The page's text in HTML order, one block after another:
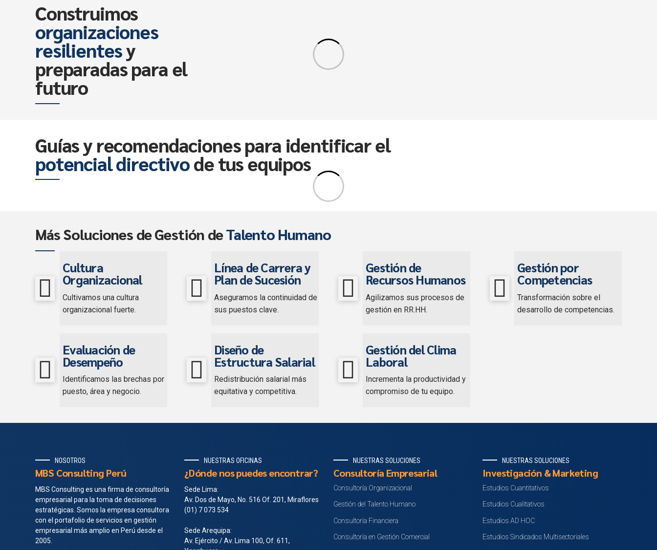
Construimos
organizaciones
resilientesy
preparadas para el
futuro
Guías y recomendaciones para identificar el
potencial directivode tus equipos
Más Soluciones de Gestión deTalento Humano
Cultura
Organizacional
Cultivamos una cultura
organizacional fuerte.
Línea de Carrera y
Plan de Sucesión
Aseguramos la continuidad de
sus puestos clave.
Gestión de
Recursos Humanos
Agilizamos sus procesos de
gestión en RR.HH.
Gestión por
Competencias
Transformación sobre el
desarrollo de competencias.
Evaluación de
Desempeño
Identificamos las brechas por
puesto, área y negocio.
Diseño de
Estructura Salarial
Redistribución salarial más
equitativa y competitiva.
Gestión del Clima
Laboral
Incrementa la productividad y
compromiso de tu equipo.
NOSOTROS
MBS Consulting Perú
MBS Consulting es una firma de consultoría
empresarial para la toma de decisiones
estratégicas. Somos la empresa consultora
con el portafolio de servicios en gestión
empresarial más amplio en Perú desde el
2005.
NUESTRAS OFICINAS
¿Dónde nos puedes encontrar?
Sede Lima:
Av. Dos de Mayo, No. 516 Of. 201, Miraflores
(01) 7 073 534
Sede Arequipa:
Av. Ejército / Av. Lima 100, Of. 611,
NUESTRAS SOLUCIONES
Consultoría Empresarial
Consultoría Organizacional
Gestión del Talento Humano
Consultoría Financiera
Consultoría en Gestión Comercial
NUESTRAS SOLUCIONES
Investigación & Marketing
Estudios Cuantitativos
Estudios Cualitativos
Estudios AD HOC
Estudios Sindicados Multisectoriales